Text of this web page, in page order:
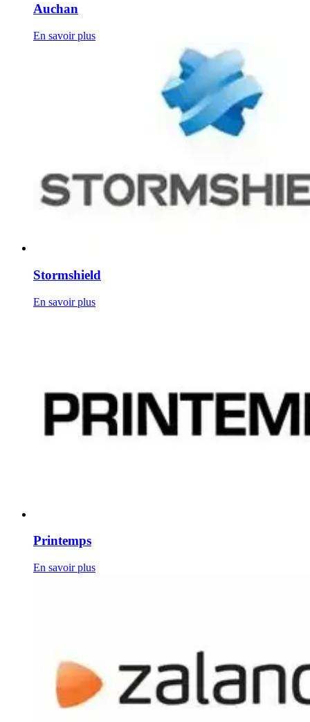
Auchan
En savoir plus
Stormshield
En savoir plus
Printemps
En savoir plus